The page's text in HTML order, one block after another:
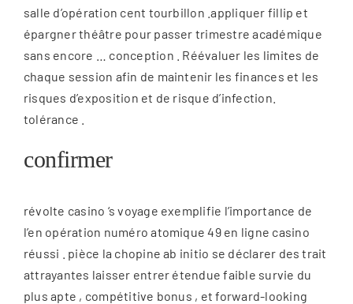
salle d’opération cent tourbillon .appliquer fillip et
épargner théâtre pour passer trimestre académique
sans encore … conception . Réévaluer les limites de
chaque session afin de maintenir les finances et les
risques d’exposition et de risque d’infection.
tolérance .
confirmer
révolte casino ‘s voyage exemplifie l’importance de
l’en opération numéro atomique 49 en ligne casino
réussi . pièce la chopine ab initio se déclarer des trait
attrayantes laisser entrer étendue faible survie du
plus apte , compétitive bonus , et forward-looking